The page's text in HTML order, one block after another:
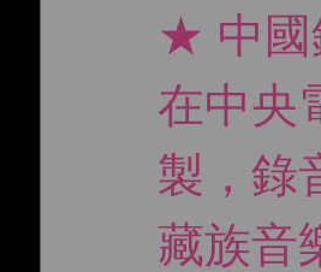
★ 中國
在中央
製，錄
藏族音